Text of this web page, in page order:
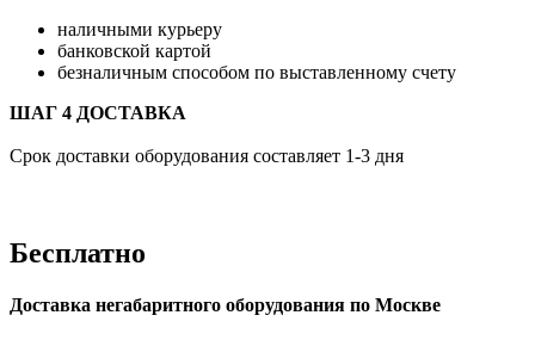
наличными курьеру
банковской картой
безналичным способом по выставленному счету
ШАГ 4 ДОСТАВКА
Срок доставки оборудования составляет 1-3 дня
Бесплатно
Доставка негабаритного оборудования по Москве